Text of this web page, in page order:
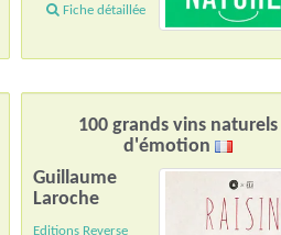
Fiche détaillée
100 grands vins naturels
d'émotion
Guillaume
Laroche
Editions Reverse